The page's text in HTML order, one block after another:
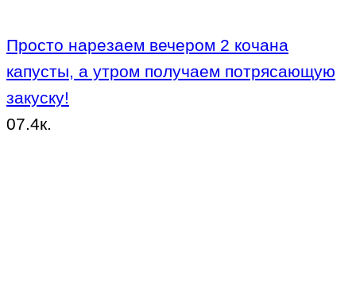
Просто нарезаем вечером 2 кочана
капусты, а утром получаем потрясающую
закуску!
07.4к.